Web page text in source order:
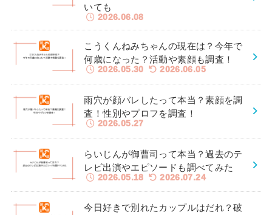
いても
2026.06.08
こうくんねみちゃんの現在は？今年で
何歳になった？活動や素顔も調査！
2026.05.30 2026.06.05
雨穴が顔バレしたって本当？素顔を調
査！性別やプロフを調査！
2026.05.27
らいじんが御曹司って本当？過去のテ
レビ出演やエピソードも調べてみた
2026.05.18 2026.07.24
今日好きで別れたカップルはだれ？破